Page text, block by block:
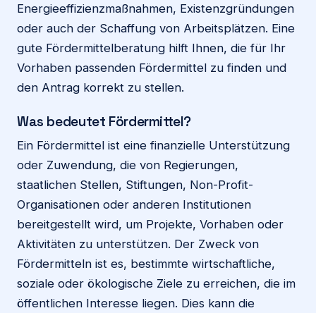
Energieeffizienzmaßnahmen, Existenzgründungen
oder auch der Schaffung von Arbeitsplätzen. Eine
gute Fördermittelberatung hilft Ihnen, die für Ihr
Vorhaben passenden Fördermittel zu finden und
den Antrag korrekt zu stellen.
Was bedeutet Fördermittel?
Ein Fördermittel ist eine finanzielle Unterstützung
oder Zuwendung, die von Regierungen,
staatlichen Stellen, Stiftungen, Non-Profit-
Organisationen oder anderen Institutionen
bereitgestellt wird, um Projekte, Vorhaben oder
Aktivitäten zu unterstützen. Der Zweck von
Fördermitteln ist es, bestimmte wirtschaftliche,
soziale oder ökologische Ziele zu erreichen, die im
öffentlichen Interesse liegen. Dies kann die